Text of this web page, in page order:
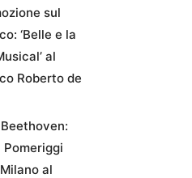
sul
‘Belle e la
al
Roberto de
al